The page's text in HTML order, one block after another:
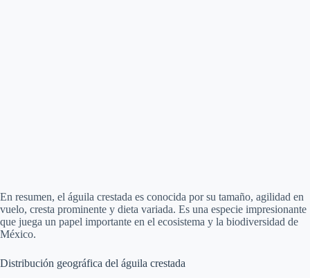
En resumen, el águila crestada es conocida por su tamaño, agilidad en
vuelo, cresta prominente y dieta variada. Es una especie impresionante
que juega un papel importante en el ecosistema y la biodiversidad de
México.
Distribución geográfica del águila crestada